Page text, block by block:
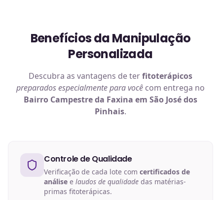
Benefícios da Manipulação
Personalizada
Descubra as vantagens de terfitoterápicos
preparados especialmente para você com entrega no
Bairro Campestre da Faxina em São José dos
Pinhais.
Controle de Qualidade
Verificação de cada lote com certificados de
análise e laudos de qualidade das matérias-
primas fitoterápicas.